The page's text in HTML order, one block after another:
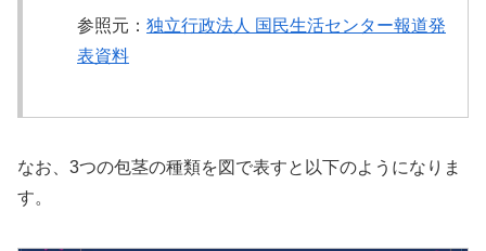
参照元： 独立行政法人 国民生活センター報道発
表資料
なお、3つの包茎の種類を図で表すと以下のようになりま
す。